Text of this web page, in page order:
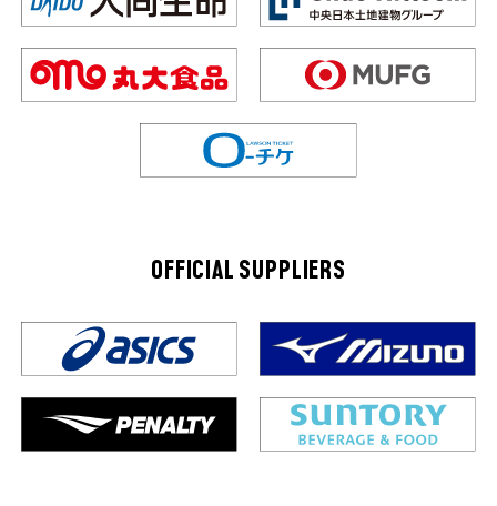
OFFICIAL SUPPLIERS